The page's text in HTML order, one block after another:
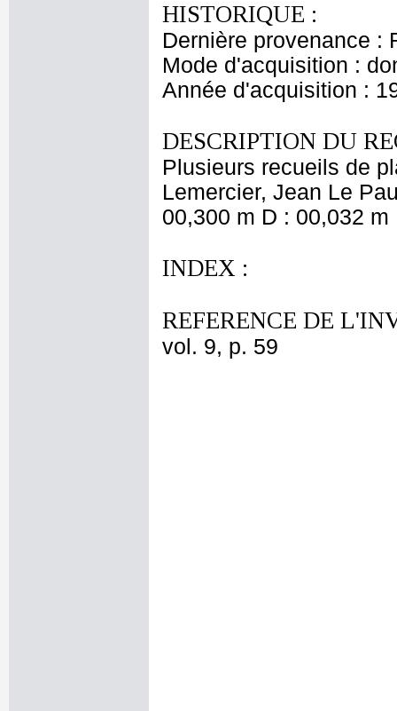
HISTORIQUE :
Dernière provenance :
Mode d'acquisition :
Année d'acquisition :
DESCRIPTION DU
Plusieurs recueils de
Lemercier, Jean Le
00,300 m D : 00,032
INDEX :
REFERENCE DE
vol. 9, p. 59